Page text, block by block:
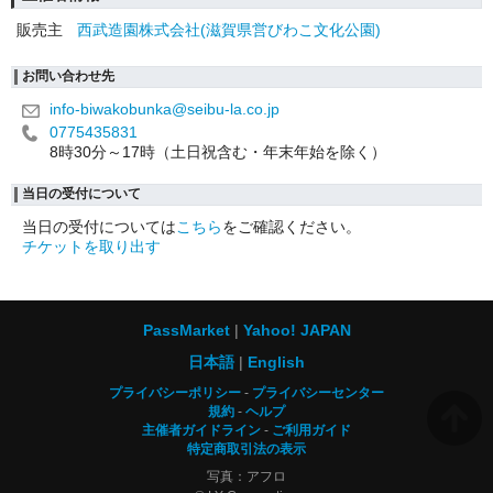
販売主
西武造園株式会社(滋賀県営びわこ文化公園)
お問い合わせ先
info-biwakobunka@seibu-la.co.jp
0775435831
8時30分～17時（土日祝含む・年末年始を除く）
当日の受付について
当日の受付についてはこちらをご確認ください。
チケットを取り出す
PassMarket
Yahoo! JAPAN
日本語
English
プライバシーポリシー
プライバシーセンター
規約
ヘルプ
主催者ガイドライン
ご利用ガイド
特定商取引法の表示
写真：アフロ